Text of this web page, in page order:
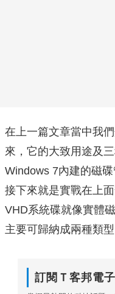
在上一篇文章當中我
來，它的大致用途及
Windows 7內建的磁
接下來就是實戰在上
VHD系統碟就像實體
主要可歸納成兩種類型
訂閱Ｔ客邦電